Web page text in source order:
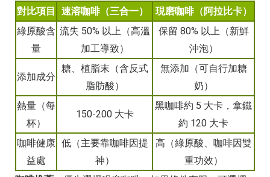
對比項目 速溶咖啡（三合一）
現磨咖啡（阿拉比卡）
綠原酸含
量
流失 50% 以上（高溫
加工導致）
保留 80% 以上（新鮮
沖泡）
添加成分
糖、植脂末（含反式
脂肪酸）
無添加（可自行加糖
奶）
熱量（每
杯）
150-200 大卡
黑咖啡約 5 大卡，拿鐵
約 120 大卡
咖啡健康
益處
低（主要靠咖啡因提
神）
高（綠原酸、咖啡因雙
重功效）